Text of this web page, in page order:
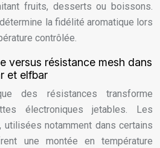
fruits, desserts ou boissons.
la fidélité aromatique lors
contrôlée.
versus résistance mesh dans
et elfbar
des résistances transforme
électroniques jetables. Les
utilisées notamment dans certains
une montée en température